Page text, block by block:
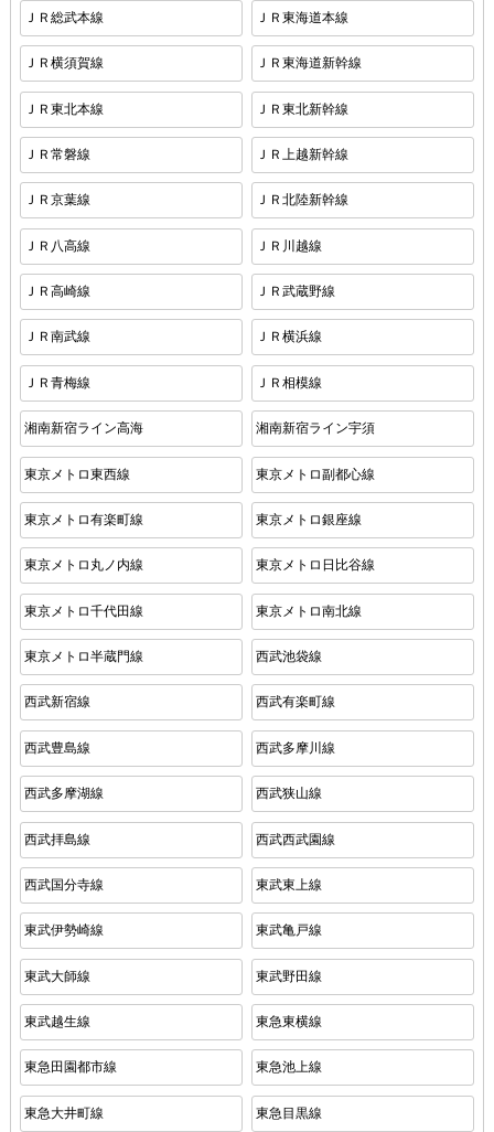
ＪＲ総武本線 ＪＲ東海道本線
ＪＲ横須賀線 ＪＲ東海道新幹線
ＪＲ東北本線 ＪＲ東北新幹線
ＪＲ常磐線 ＪＲ上越新幹線
ＪＲ京葉線 ＪＲ北陸新幹線
ＪＲ八高線 ＪＲ川越線
ＪＲ高崎線 ＪＲ武蔵野線
ＪＲ南武線 ＪＲ横浜線
ＪＲ青梅線 ＪＲ相模線
湘南新宿ライン高海 湘南新宿ライン宇須
東京メトロ東西線 東京メトロ副都心線
東京メトロ有楽町線 東京メトロ銀座線
東京メトロ丸ノ内線 東京メトロ日比谷線
東京メトロ千代田線 東京メトロ南北線
東京メトロ半蔵門線 西武池袋線
西武新宿線 西武有楽町線
西武豊島線 西武多摩川線
西武多摩湖線 西武狭山線
西武拝島線 西武西武園線
西武国分寺線 東武東上線
東武伊勢崎線 東武亀戸線
東武大師線 東武野田線
東武越生線 東急東横線
東急田園都市線 東急池上線
東急大井町線 東急目黒線